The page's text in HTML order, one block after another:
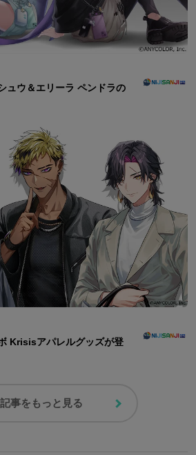
ュウ＆エリーラ ペンドラの
Krisisアパレルグッズが登
記事をもっと見る